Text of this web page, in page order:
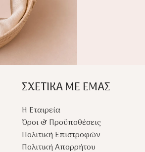
ΣΧΕΤΙΚΑ ΜΕ ΕΜΑΣ
Η Εταιρεία
Όροι & Προϋποθέσεις
Πολιτική Επιστροφών
Πολιτική Απορρήτου